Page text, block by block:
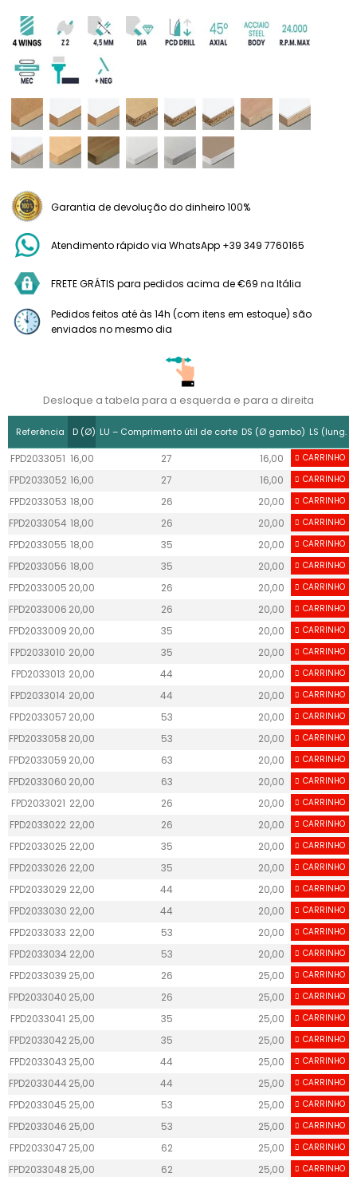
Garantia de devolução do dinheiro 100%
Atendimento rápido via WhatsApp +39 349 7760165
FRETE GRÁTIS para pedidos acima de €69 na Itália
Pedidos feitos até às 14h (com itens em estoque) são
enviados no mesmo dia
Desloque a tabela para a esquerda e para a direita
Referência D (Ø) LU – Comprimento útil de corte DS (Ø gambo) LS (lung.
FPD2033051 16,00 27 16,00 50
CARRINHO
FPD2033052 16,00 27 16,00 50
CARRINHO
FPD2033053 18,00 26 20,00 50
CARRINHO
FPD2033054 18,00 26 20,00 50
CARRINHO
FPD2033055 18,00 35 20,00 50
CARRINHO
FPD2033056 18,00 35 20,00 50
CARRINHO
FPD2033005 20,00 26 20,00 50
CARRINHO
FPD2033006 20,00 26 20,00 50
CARRINHO
FPD2033009 20,00 35 20,00 50
CARRINHO
FPD2033010 20,00 35 20,00 50
CARRINHO
FPD2033013 20,00 44 20,00 50
CARRINHO
FPD2033014 20,00 44 20,00 50
CARRINHO
FPD2033057 20,00 53 20,00 50
CARRINHO
FPD2033058 20,00 53 20,00 50
CARRINHO
FPD2033059 20,00 63 20,00 50
CARRINHO
FPD2033060 20,00 63 20,00 50
CARRINHO
FPD2033021 22,00 26 20,00 50
CARRINHO
FPD2033022 22,00 26 20,00 50
CARRINHO
FPD2033025 22,00 35 20,00 50
CARRINHO
FPD2033026 22,00 35 20,00 50
CARRINHO
FPD2033029 22,00 44 20,00 50
CARRINHO
FPD2033030 22,00 44 20,00 50
CARRINHO
FPD2033033 22,00 53 20,00 50
CARRINHO
FPD2033034 22,00 53 20,00 50
CARRINHO
FPD2033039 25,00 26 25,00 55
CARRINHO
FPD2033040 25,00 26 25,00 55
CARRINHO
FPD2033041 25,00 35 25,00 55
CARRINHO
FPD2033042 25,00 35 25,00 55
CARRINHO
FPD2033043 25,00 44 25,00 55
CARRINHO
FPD2033044 25,00 44 25,00 55
CARRINHO
FPD2033045 25,00 53 25,00 55
CARRINHO
FPD2033046 25,00 53 25,00 55
CARRINHO
FPD2033047 25,00 62 25,00 55
CARRINHO
FPD2033048 25,00 62 25,00 55
CARRINHO